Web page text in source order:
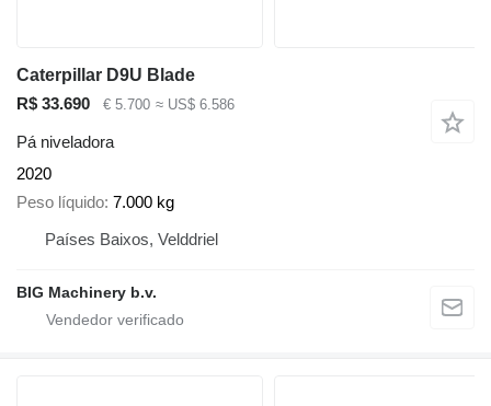
Caterpillar D9U Blade
R$ 33.690
€ 5.700 ≈ US$ 6.586
Pá niveladora
2020
Peso líquido 7.000 kg
Países Baixos, Velddriel
BIG Machinery b.v.